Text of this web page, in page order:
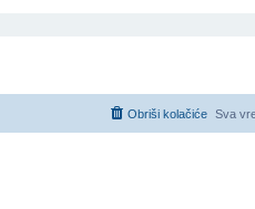
Sva
Obriši kolačiće